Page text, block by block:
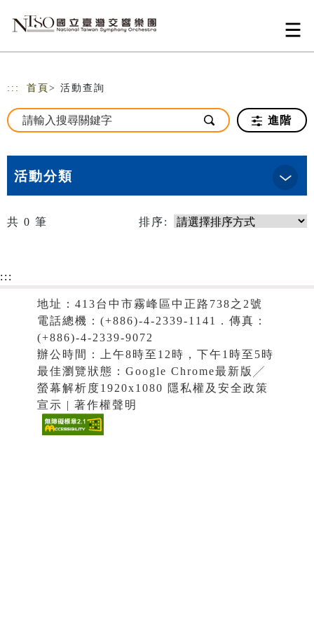
::: 首頁 > 活動查詢
進階
活動分類
共 0 筆 排序:
:::
地址：413台中市霧峰區中正路738之2號
電話總機：(+886)-4-2339-1141．傳真：
(+886)-4-2339-9072
辦公時間：上午8時至12時，下午1時至5時
最佳瀏覽狀態：Google Chrome最新版╱
螢幕解析度1920x1080 隱私權及安全政策
宣示 | 著作權聲明